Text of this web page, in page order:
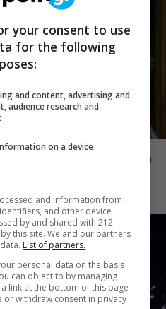
μάς βάζει μέσα στο
του ANT1
your consent to use
for the following
and content, advertising and
audience research and
on a device
and information from
and other device
by and shared with 212
this site. We and our partners
List of partners.
personal data on the basis
can object to by managing
link at the bottom of this page
or withdraw consent in privacy